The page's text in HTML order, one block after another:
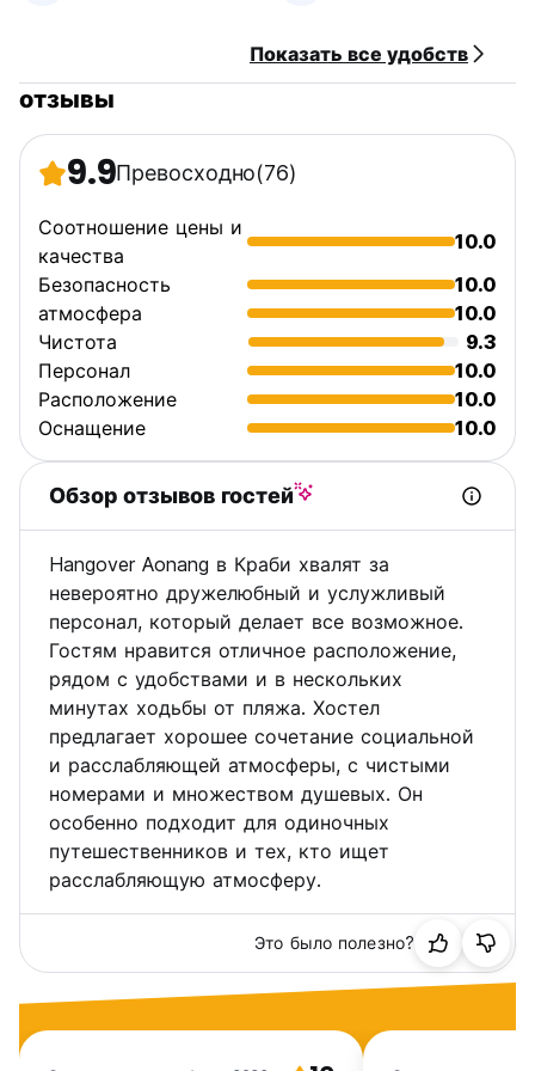
Показать все удобств
отзывы
9.9Превосходно(76)
Соотношение цены и
качества
10.0
Безопасность
10.0
атмосфера
10.0
Чистота
9.3
Персонал
10.0
Расположение
10.0
Оснащение
10.0
Обзор отзывов гостей
Hangover Aonang в Краби хвалят за
невероятно дружелюбный и услужливый
персонал, который делает все возможное.
Гостям нравится отличное расположение,
рядом с удобствами и в нескольких
минутах ходьбы от пляжа. Хостел
предлагает хорошее сочетание социальной
и расслабляющей атмосферы, с чистыми
номерами и множеством душевых. Он
особенно подходит для одиночных
путешественников и тех, кто ищет
расслабляющую атмосферу.
Это было полезно?